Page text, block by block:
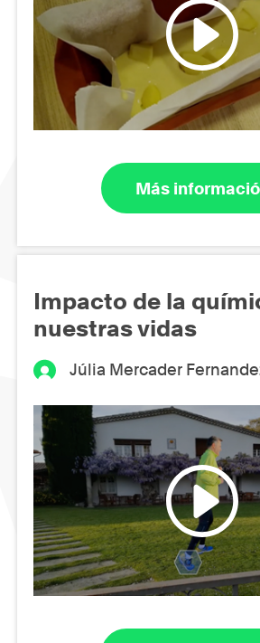
Más
Impacto de la
nuestras vidas
Júlia Mercader